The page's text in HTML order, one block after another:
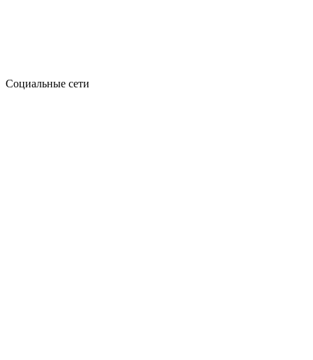
Социальные сети